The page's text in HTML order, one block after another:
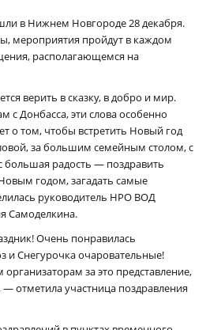
в Нижнем Новгороде 28 декабря.
мероприятия пройдут в каждом
располагающемся на
верить в сказку, в добро и мир.
с Донбасса, эти слова особенно
о том, чтобы встретить Новый год
за большим семейным столом, с
большая радость — поздравить
годом, загадать самые
руководитель НРО ВОД
Самоделкина.
Очень понравилась
Снегурочка очаровательные!
за это представление,
— отметила участница поздравления